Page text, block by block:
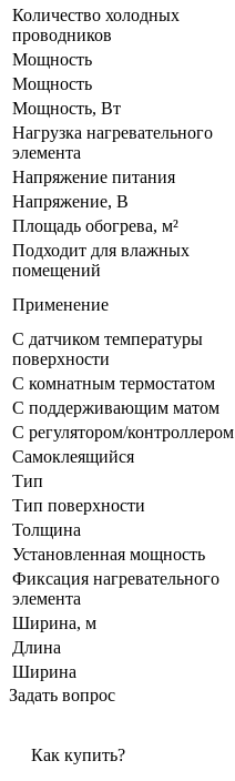
Количество холодных
проводников
Мощность
Мощность
Мощность, Вт
Нагрузка нагревательного
элемента
Напряжение питания
Напряжение, В
Площадь обогрева, м²
Подходит для влажных
помещений
Применение
С датчиком температуры
поверхности
С комнатным термостатом
С поддерживающим матом
С регулятором/контроллером
Самоклеящийся
Тип
Тип поверхности
Толщина
Установленная мощность
Фиксация нагревательного
элемента
Ширина, м
Длина
Ширина
Задать вопрос
Как купить?